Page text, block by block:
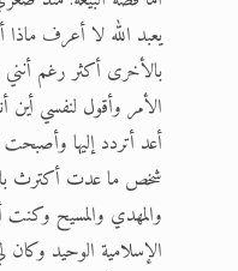
يعبد الله لا أعرف
بالأخرى أكثر رغم أنني
الأمر وأقول لنفسي أين
أعد أتردد إليها
شخص ما عدت أكترث
والمهدي والمسيح
الإسلامية الوحيد